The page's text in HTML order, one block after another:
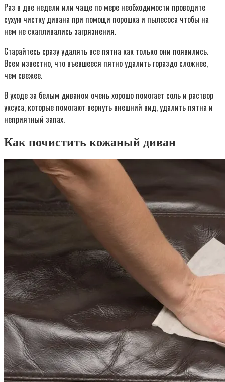
Раз в две недели или чаще по мере необходимости проводите
сухую чистку дивана при помощи порошка и пылесоса чтобы на
нем не скапливались загрязнения.
Старайтесь сразу удалять все пятна как только они появились.
Всем известно, что въевшееся пятно удалить гораздо сложнее,
чем свежее.
В уходе за белым диваном очень хорошо помогает соль и раствор
уксуса, которые помогают вернуть внешний вид, удалить пятна и
неприятный запах.
Как почистить кожаный диван